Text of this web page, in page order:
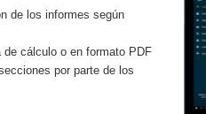
de los informes según
de cálculo o en formato PDF
por parte de los